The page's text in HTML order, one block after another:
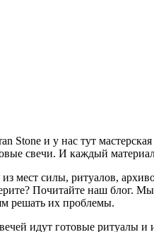
Stone и у нас тут
свечи. И каждый
мест силы, ритуалов,
Почитайте наш блог.
решать их проблемы.
идут готовые ритуалы